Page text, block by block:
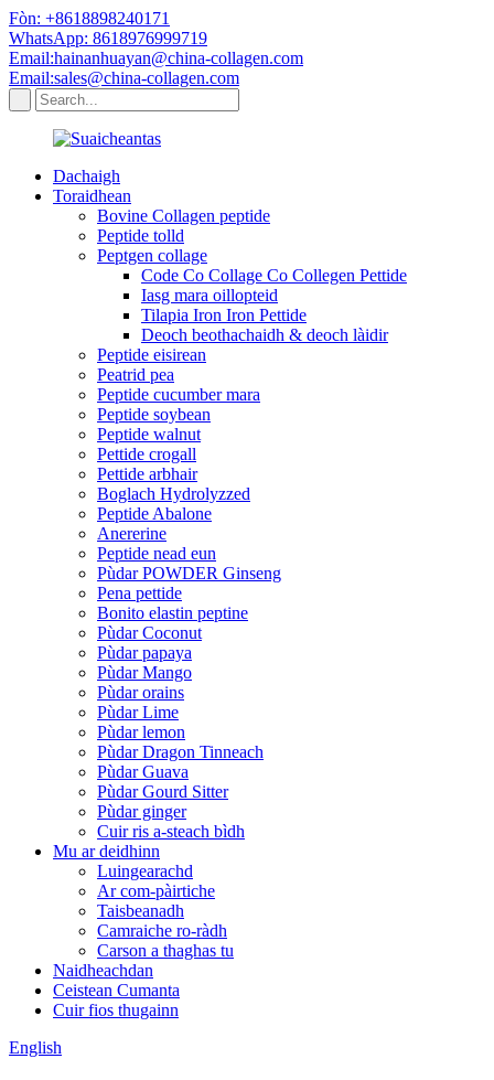
Fòn: +8618898240171
WhatsApp: 8618976999719
Email:hainanhuayan@china-collagen.com
Email:sales@china-collagen.com
Dachaigh
Toraidhean
Bovine Collagen peptide
Peptide tolld
Peptgen collage
Code Co Collage Co Collegen Pettide
Iasg mara oillopteid
Tilapia Iron Iron Pettide
Deoch beothachaidh & deoch làidir
Peptide eisirean
Peatrid pea
Peptide cucumber mara
Peptide soybean
Peptide walnut
Pettide crogall
Pettide arbhair
Boglach Hydrolyzzed
Peptide Abalone
Anererine
Peptide nead eun
Pùdar POWDER Ginseng
Pena pettide
Bonito elastin peptine
Pùdar Coconut
Pùdar papaya
Pùdar Mango
Pùdar orains
Pùdar Lime
Pùdar lemon
Pùdar Dragon Tinneach
Pùdar Guava
Pùdar Gourd Sitter
Pùdar ginger
Cuir ris a-steach bìdh
Mu ar deidhinn
Luingearachd
Ar com-pàirtiche
Taisbeanadh
Camraiche ro-ràdh
Carson a thaghas tu
Naidheachdan
Ceistean Cumanta
Cuir fios thugainn
English